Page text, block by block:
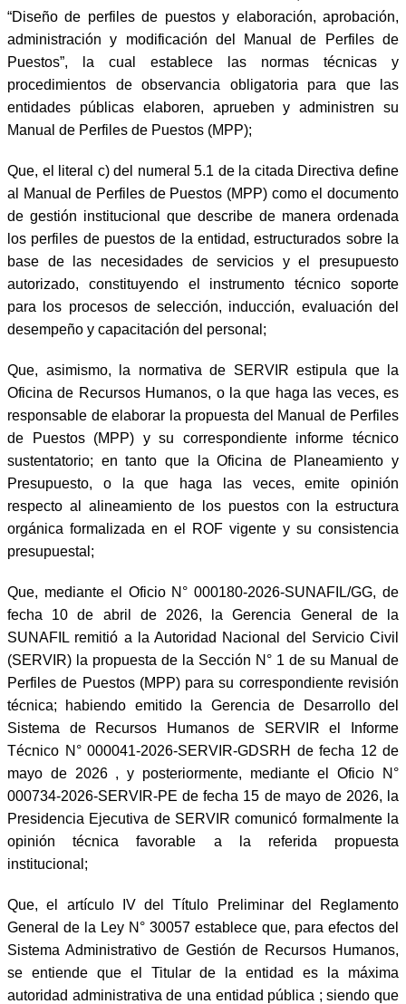
“Diseño de perfiles de puestos y elaboración, aprobación,
administración y modificación del Manual de Perfiles de
Puestos”, la cual establece las normas técnicas y
procedimientos de observancia obligatoria para que las
entidades públicas elaboren, aprueben y administren su
Manual de Perfiles de Puestos (MPP);
Que, el literal c) del numeral 5.1 de la citada Directiva define
al Manual de Perfiles de Puestos (MPP) como el documento
de gestión institucional que describe de manera ordenada
los perfiles de puestos de la entidad, estructurados sobre la
base de las necesidades de servicios y el presupuesto
autorizado, constituyendo el instrumento técnico soporte
para los procesos de selección, inducción, evaluación del
desempeño y capacitación del personal;
Que, asimismo, la normativa de SERVIR estipula que la
Oficina de Recursos Humanos, o la que haga las veces, es
responsable de elaborar la propuesta del Manual de Perfiles
de Puestos (MPP) y su correspondiente informe técnico
sustentatorio; en tanto que la Oficina de Planeamiento y
Presupuesto, o la que haga las veces, emite opinión
respecto al alineamiento de los puestos con la estructura
orgánica formalizada en el ROF vigente y su consistencia
presupuestal;
Que, mediante el Oficio N° 000180-2026-SUNAFIL/GG, de
fecha 10 de abril de 2026, la Gerencia General de la
SUNAFIL remitió a la Autoridad Nacional del Servicio Civil
(SERVIR) la propuesta de la Sección N° 1 de su Manual de
Perfiles de Puestos (MPP) para su correspondiente revisión
técnica; habiendo emitido la Gerencia de Desarrollo del
Sistema de Recursos Humanos de SERVIR el Informe
Técnico N° 000041-2026-SERVIR-GDSRH de fecha 12 de
mayo de 2026 , y posteriormente, mediante el Oficio N°
000734-2026-SERVIR-PE de fecha 15 de mayo de 2026, la
Presidencia Ejecutiva de SERVIR comunicó formalmente la
opinión técnica favorable a la referida propuesta
institucional;
Que, el artículo IV del Título Preliminar del Reglamento
General de la Ley N° 30057 establece que, para efectos del
Sistema Administrativo de Gestión de Recursos Humanos,
se entiende que el Titular de la entidad es la máxima
autoridad administrativa de una entidad pública ; siendo que